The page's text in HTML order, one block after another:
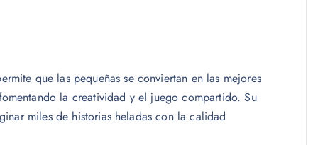
que las pequeñas se conviertan en las mejores
la creatividad y el juego compartido. Su
miles de historias heladas con la calidad